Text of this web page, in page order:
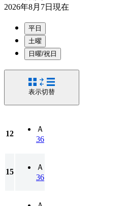
2026年8月7日 現在
平日
土曜
日曜/祝日
表示切替
12
Ａ
36
15
Ａ
36